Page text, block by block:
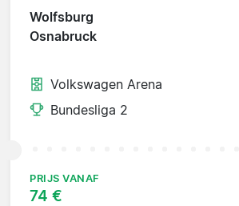
Wolfsburg
Osnabruck
Volkswagen Arena
Bundesliga 2
PRIJS VANAF
74 €